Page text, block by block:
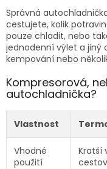
Správná
cestujete, kolik
pouze chladit, nebo
jednodenní výlet a jiný
kempování nebo
Kompresorová,
autochladnička?
Vlastnost
Vhodné
použití
Kratší